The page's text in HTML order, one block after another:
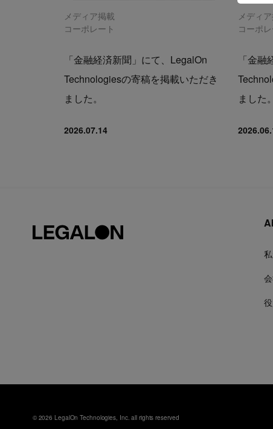
メディア掲載
コーポレート
「金融経済新聞」にて、LegalOn
Technologiesの寄稿を掲載いただき
ました。
2026.07.14
メディ
コーポレ
「金
ました。
© 2026 LegalOn Technologies, Inc. all rights reserved